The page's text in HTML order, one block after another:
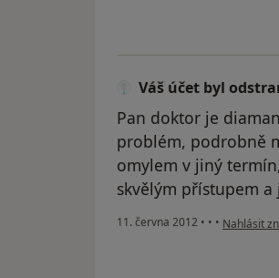
Váš účet byl
Pan doktor je
problém, podrobně
omylem v jiný
skvělým přístupem
11. června 2012 • • • podle
Nahlásit